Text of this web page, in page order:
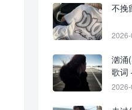
不挽
汹涌
歌词